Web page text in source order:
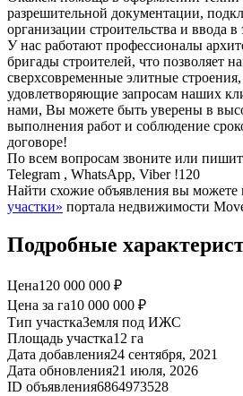
разрешительной документации,
организации строительства и ввода
У нас работают профессионалы
бригады строителей, что позволяет
сверхсовременные элитные
удовлетворяющие запросам наших
нами, Вы можете быть уверены в
выполнения работ и соблюдение
договоре!
По всем вопросам звоните или
Telegram , WhatsApp, Viber !120
Найти схожие объявления вы можете
участки» портала недвижимости
Подробные
Цена120 000 000 ₽
Цена за га10 000 000 ₽
Тип участкаЗемля под ИЖС
Площадь участка12 га
Дата добавления24 сентября, 2021
Дата обновления21 июля, 2026
ID объявления6864973528